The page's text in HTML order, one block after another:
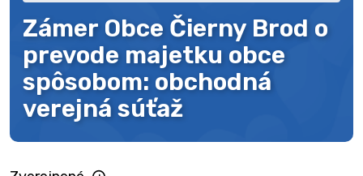
Zámer Obce Čierny Brod o
prevode majetku obce
spôsobom: obchodná
verejná súťaž